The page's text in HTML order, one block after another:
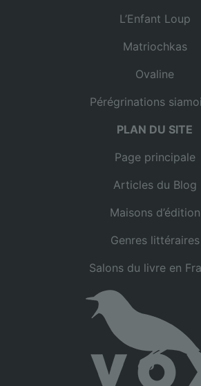
L’Enfant Loup
Matriochkas
Ovaline
Pérégrinations
PLAN DU SITE
Page principale
Articles du Blog
Maisons d’édition
Genres littéraires
Salons du livre en